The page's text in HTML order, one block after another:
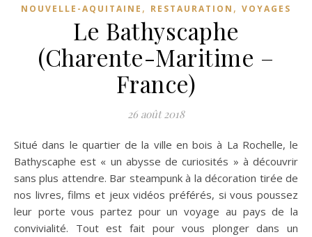
NOUVELLE-AQUITAINE , RESTAURATION , VOYAGES
Le Bathyscaphe
(Charente-Maritime –
France)
26 août 2018
Situé dans le quartier de la ville en bois à La Rochelle, le
Bathyscaphe est « un abysse de curiosités » à découvrir
sans plus attendre. Bar steampunk à la décoration tirée de
nos livres, films et jeux vidéos préférés, si vous poussez
leur porte vous partez pour un voyage au pays de la
convivialité. Tout est fait pour vous plonger dans un